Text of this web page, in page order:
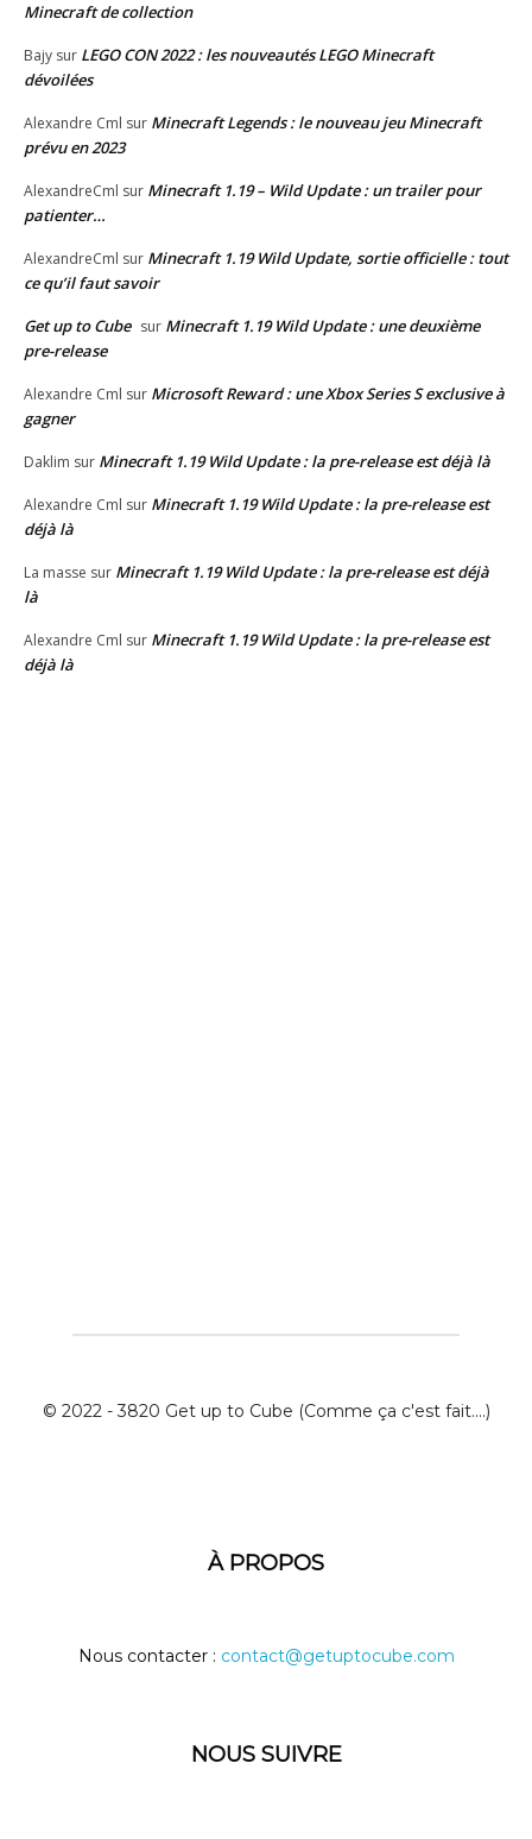
Minecraft de collection
Bajy sur LEGO CON 2022 : les nouveautés LEGO Minecraft
dévoilées
Alexandre Cml sur Minecraft Legends : le nouveau jeu Minecraft
prévu en 2023
AlexandreCml sur Minecraft 1.19 – Wild Update : un trailer pour
patienter…
AlexandreCml sur Minecraft 1.19 Wild Update, sortie officielle : tout
ce qu’il faut savoir
Get up to Cube sur Minecraft 1.19 Wild Update : une deuxième
pre-release
Alexandre Cml sur Microsoft Reward : une Xbox Series S exclusive à
gagner
Daklim sur Minecraft 1.19 Wild Update : la pre-release est déjà là
Alexandre Cml sur Minecraft 1.19 Wild Update : la pre-release est
déjà là
La masse sur Minecraft 1.19 Wild Update : la pre-release est déjà
là
Alexandre Cml sur Minecraft 1.19 Wild Update : la pre-release est
déjà là
© 2022 - 3820 Get up to Cube (Comme ça c'est fait....)
À PROPOS
Nous contacter : contact@getuptocube.com
NOUS SUIVRE